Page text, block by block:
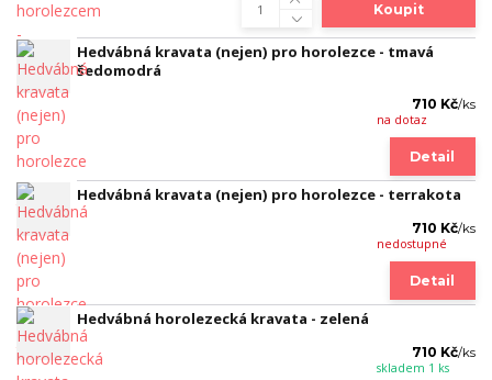
Koupit
Hedvábná kravata (nejen) pro horolezce - tmavá
šedomodrá
710 Kč/ks
na dotaz
Detail
Hedvábná kravata (nejen) pro horolezce - terrakota
710 Kč/ks
nedostupné
Detail
Hedvábná horolezecká kravata - zelená
710 Kč/ks
skladem 1 ks